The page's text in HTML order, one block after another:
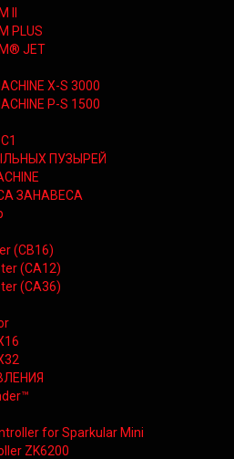
II
PLUS
JET
X-S 3000
P-S 1500
ПУЗЫРЕЙ
ЗАНАВЕСА
(CB16)
(CA12)
(CA36)
for Sparkular Mini
ZK6200